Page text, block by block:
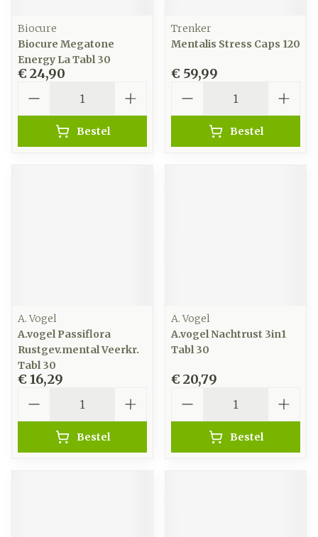
Biocure
Biocure Megatone
Energy La Tabl 30
€ 24,90
Bestel
Trenker
Mentalis Stress Caps 120
€ 59,99
Bestel
A. Vogel
A.vogel Passiflora
Rustgev.mental Veerkr.
Tabl 30
€ 16,29
Bestel
A. Vogel
A.vogel Nachtrust 3in1
Tabl 30
€ 20,79
Bestel